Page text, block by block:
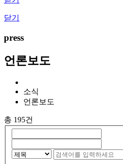
닫기
press
언론보도
소식
언론보도
총 195건